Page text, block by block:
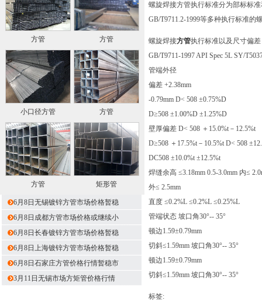
方管 方管
小口径方管 方管
方管 矩形管
6月8日无锡镀锌方管市场价格暂稳
6月8日成都方管市场价格或继续小
6月8日长春镀锌方管市场价格暂稳
6月8日上海镀锌方管市场价格暂稳
6月8日石家庄方管价格行情暂稳市
3月11日无锡市场方矩管价格行情
螺旋焊接方管执行标准分为部标标
GB/T9711.2-1999等多种执行标准的
螺旋焊接方管执行标准以及尺寸偏差
GB/T9711-1997 API Spec 5L SY/
管端外径
偏差 +2.38mm
-0.79mm D< 508 ±0.75%D
D≥508 ±1.00%D ±1.25%D
壁厚偏差 D< 508 ＋15.0%t－12.5%t
D≥508 ＋17.5%t－10.5%t D< 508
DC508 ±10.0%t ±12.5%t
焊缝余高 ≤3.18mm 0.5-3.0mm 内≤
外≤ 2.5mm
直度 ≤0.2%L ≤0.2%L ≤0.25%L
管端状态 坡口角30°-- 35°
顿边1.59±0.79mm
切斜≤1.59mm 坡口角30°-- 35°
顿边1.59±0.79mm
切斜≤1.59mm 坡口角30°-- 35°
标签: